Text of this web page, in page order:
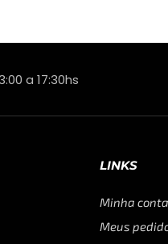
a 17:30hs
LINKS
Minha conta
Meus